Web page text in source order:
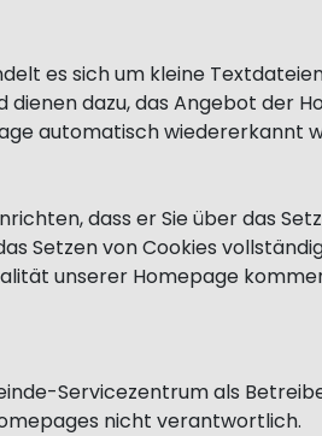
es sich um kleine
dazu, das Angebot der
automatisch wiedererkannt
dass er Sie über das
Setzen von Cookies
unserer Homepage
Servicezentrum als
nicht verantwortlich.